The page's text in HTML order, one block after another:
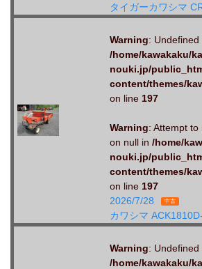
タイガーカワシマ
Warning:
/home/kawakaku/
nouki.jp/
content/themes/
on line 197
Warning: Attempt
on null in /home/
nouki.jp/
content/themes/
on line 197
2026/7/28
中古
カワシマ
Warning:
/home/kawakaku/